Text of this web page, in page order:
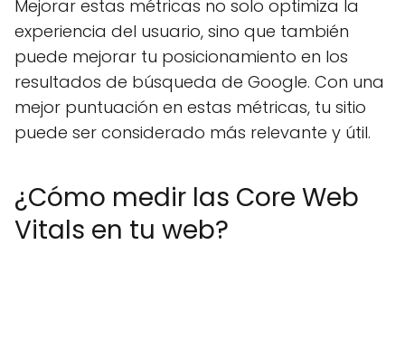
Mejorar estas métricas no solo optimiza la
experiencia del usuario, sino que también
puede mejorar tu posicionamiento en los
resultados de búsqueda de Google. Con una
mejor puntuación en estas métricas, tu sitio
puede ser considerado más relevante y útil.
¿Cómo medir las Core Web
Vitals en tu web?